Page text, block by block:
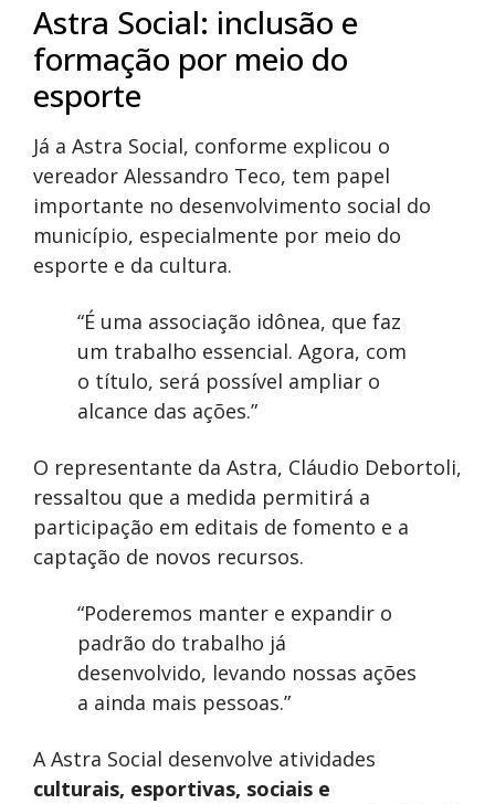
Astra Social: inclusão e
formação por meio do
esporte
Já a Astra Social, conforme explicou o
vereador Alessandro Teco, tem papel
importante no desenvolvimento social do
município, especialmente por meio do
esporte e da cultura.
“É uma associação idônea, que faz
um trabalho essencial. Agora, com
o título, será possível ampliar o
alcance das ações.”
O representante da Astra, Cláudio Debortoli,
ressaltou que a medida permitirá a
participação em editais de fomento e a
captação de novos recursos.
“Poderemos manter e expandir o
padrão do trabalho já
desenvolvido, levando nossas ações
a ainda mais pessoas.”
A Astra Social desenvolve atividades
culturais, esportivas, sociais e